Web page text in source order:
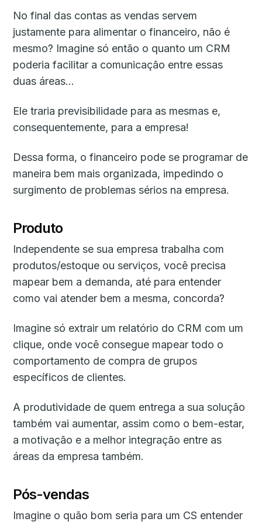
No final das contas as vendas servem
justamente para alimentar o financeiro, não é
mesmo? Imagine só então o quanto um CRM
poderia facilitar a comunicação entre essas
duas áreas…
Ele traria previsibilidade para as mesmas e,
consequentemente, para a empresa!
Dessa forma, o financeiro pode se programar de
maneira bem mais organizada, impedindo o
surgimento de problemas sérios na empresa.
Produto
Independente se sua empresa trabalha com
produtos/estoque ou serviços, você precisa
mapear bem a demanda, até para entender
como vai atender bem a mesma, concorda?
Imagine só extrair um relatório do CRM com um
clique, onde você consegue mapear todo o
comportamento de compra de grupos
específicos de clientes.
A produtividade de quem entrega a sua solução
também vai aumentar, assim como o bem-estar,
a motivação e a melhor integração entre as
áreas da empresa também.
Pós-vendas
Imagine o quão bom seria para um CS entender